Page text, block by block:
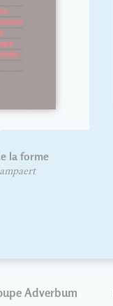
Adverbum